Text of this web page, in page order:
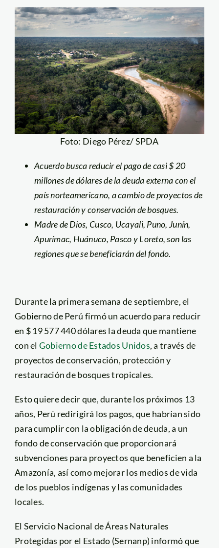
Foto: Diego Pérez/ SPDA
Acuerdo busca reducir el pago de casi $ 20
millones de dólares de la deuda externa con el
país norteamericano, a cambio de proyectos de
restauración y conservación de bosques.
Madre de Dios, Cusco, Ucayali, Puno, Junín,
Apurímac, Huánuco, Pasco y Loreto, son las
regiones que se beneficiarán del fondo.
Durante la primera semana de septiembre, el
Gobierno de Perú firmó un acuerdo para reducir
en $ 19 577 440 dólares la deuda que mantiene
con el Gobierno de Estados Unidos, a través de
proyectos de conservación, protección y
restauración de bosques tropicales.
Esto quiere decir que, durante los próximos 13
años, Perú redirigirá los pagos, que habrían sido
para cumplir con la obligación de deuda, a un
fondo de conservación que proporcionará
subvenciones para proyectos que beneficien a la
Amazonía, así como mejorar los medios de vida
de los pueblos indígenas y las comunidades
locales.
El Servicio Nacional de Áreas Naturales
Protegidas por el Estado (Sernanp) informó que